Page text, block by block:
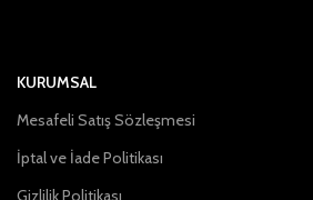
KURUMSAL
Mesafeli Satış Sözleşmesi
İptal ve İade Politikası
Gizlilik Politikası